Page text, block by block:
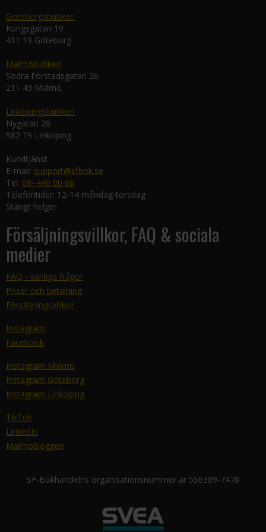
Göteborgsbutiken
Kungsgatan 19
411 19 Göteborg
Malmöbutiken
Södra Förstadsgatan 26
211 43 Malmö
Linköpingsbutiken
Nygatan 20
582 19 Linköping
Kundtjänst
E-mail: support@sfbok.se
Tel: 08–440 00 66
Telefontider: 12-14 måndag-torsdag
Stängt helger
Försäljningsvillkor, FAQ & sociala
medier
FAQ - vanliga frågor
Priser och betalning
Försäljningsvillkor
Instagram
Facebook
Instagram Malmö
Instagram Göteborg
Instagram Linköping
TikTok
LinkedIn
Malmöbloggen
SF-Bokhandelns organisationsnummer är 556389-7478